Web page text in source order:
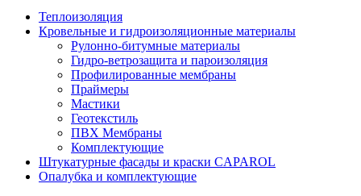
Теплоизоляция
Кровельные и гидроизоляционные материалы
Рулонно-битумные материалы
Гидро-ветрозащита и пароизоляция
Профилированные мембраны
Праймеры
Мастики
Геотекстиль
ПВХ Мембраны
Комплектующие
Штукатурные фасады и краски CAPAROL
Опалубка и комплектующие